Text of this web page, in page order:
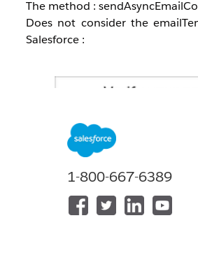
The method :
Does not consider the
Salesforce :
1-800-667-6389